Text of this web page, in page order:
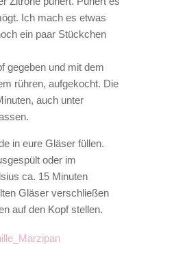
Ich mach es etwas
ein paar Stückchen
gegeben und mit dem
rühren, aufgekocht. Die
auch unter
in eure Gläser füllen.
oder im
ca. 15 Minuten
Gläser verschließen
auf den Kopf stellen.